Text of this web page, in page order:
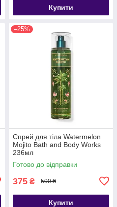
Купити
–25%
Спрей для тіла Watermelon
Mojito Bath and Body Works
236мл
Готово до відправки
375 ₴ 500 ₴
Купити